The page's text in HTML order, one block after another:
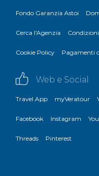
Fondo Garanzia Astoi
Cerca l'Agenzia
Cookie Policy Pagamenti
Web e Social
Travel App myVeratour
Facebook Instagram
Threads Pinterest